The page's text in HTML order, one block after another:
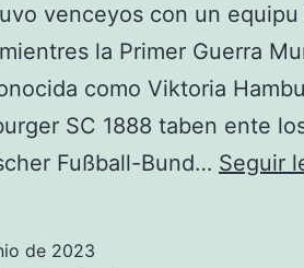
venceyos con un
la Primer Guerra
como Viktoria
SC 1888 taben ente
Fußball-Bund… Seguir
de 2023